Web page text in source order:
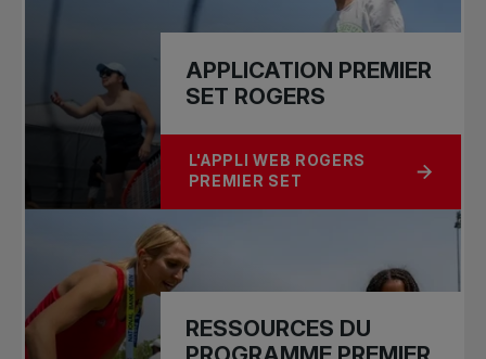
APPLICATION PREMIER
SET ROGERS
L'APPLI WEB ROGERS
PREMIER SET
À PROPOS DE APPLICATION
RESSOURCES DU